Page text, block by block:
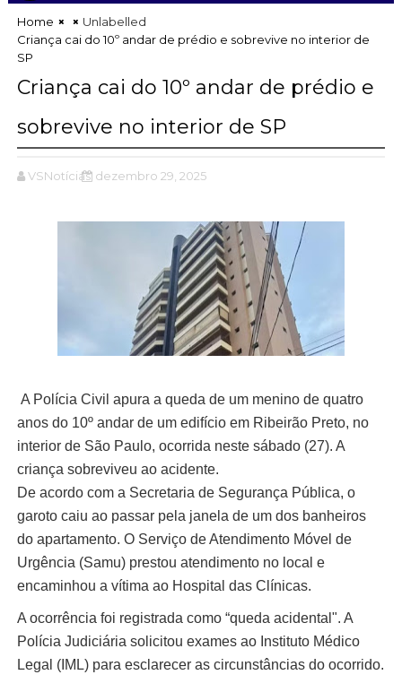
Home
Unlabelled
Criança cai do 10º andar de prédio e sobrevive no interior de
SP
Criança cai do 10º andar de prédio e
sobrevive no interior de SP
VSNotícias dezembro 29, 2025
A Polícia Civil apura a queda de um menino de quatro
anos do 10º andar de um edifício em Ribeirão Preto, no
interior de São Paulo, ocorrida neste sábado (27). A
criança sobreviveu ao acidente.
De acordo com a Secretaria de Segurança Pública, o
garoto caiu ao passar pela janela de um dos banheiros
do apartamento. O Serviço de Atendimento Móvel de
Urgência (Samu) prestou atendimento no local e
encaminhou a vítima ao Hospital das Clínicas.
A ocorrência foi registrada como “queda acidental". A
Polícia Judiciária solicitou exames ao Instituto Médico
Legal (IML) para esclarecer as circunstâncias do ocorrido.